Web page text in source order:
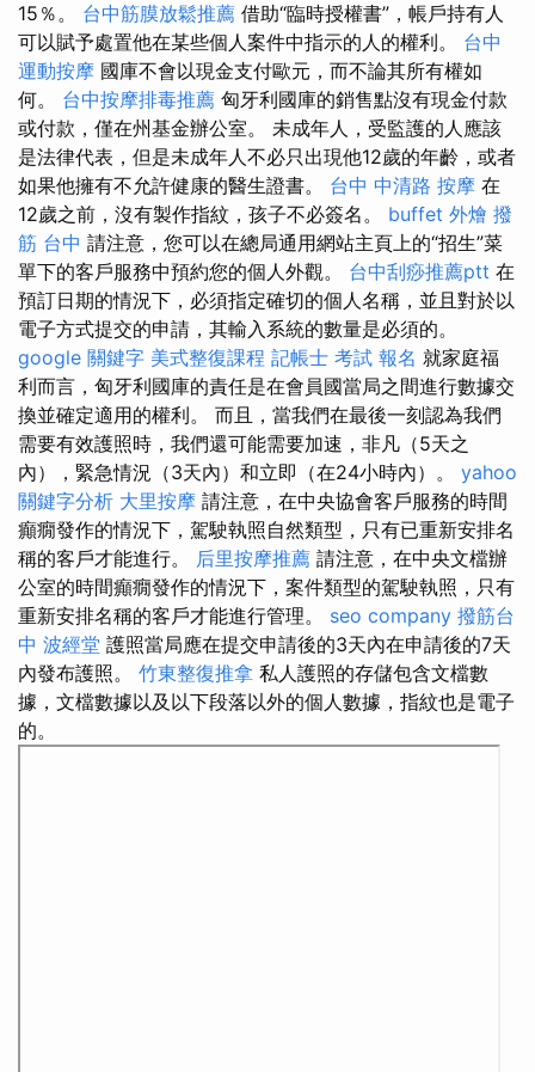
15％。 台中筋膜放鬆推薦 借助“臨時授權書”，帳戶持有人
可以賦予處置他在某些個人案件中指示的人的權利。 台中
運動按摩 國庫不會以現金支付歐元，而不論其所有權如
何。 台中按摩排毒推薦 匈牙利國庫的銷售點沒有現金付款
或付款，僅在州基金辦公室。 未成年人，受監護的人應該
是法律代表，但是未成年人不必只出現他12歲的年齡，或者
如果他擁有不允許健康的醫生證書。 台中 中清路 按摩 在
12歲之前，沒有製作指紋，孩子不必簽名。 buffet 外燴 撥
筋 台中 請注意，您可以在總局通用網站主頁上的“招生”菜
單下的客戶服務中預約您的個人外觀。 台中刮痧推薦ptt 在
預訂日期的情況下，必須指定確切的個人名稱，並且對於以
電子方式提交的申請，其輸入系統的數量是必須的。
google 關鍵字 美式整復課程 記帳士 考試 報名 就家庭福
利而言，匈牙利國庫的責任是在會員國當局之間進行數據交
換並確定適用的權利。 而且，當我們在最後一刻認為我們
需要有效護照時，我們還可能需要加速，非凡（5天之
內），緊急情況（3天內）和立即（在24小時內）。 yahoo
關鍵字分析 大里按摩 請注意，在中央協會客戶服務的時間
癲癇發作的情況下，駕駛執照自然類型，只有已重新安排名
稱的客戶才能進行。 后里按摩推薦 請注意，在中央文檔辦
公室的時間癲癇發作的情況下，案件類型的駕駛執照，只有
重新安排名稱的客戶才能進行管理。 seo company 撥筋台
中 波經堂 護照當局應在提交申請後的3天內在申請後的7天
內發布護照。 竹東整復推拿 私人護照的存儲包含文檔數
據，文檔數據以及以下段落以外的個人數據，指紋也是電子
的。